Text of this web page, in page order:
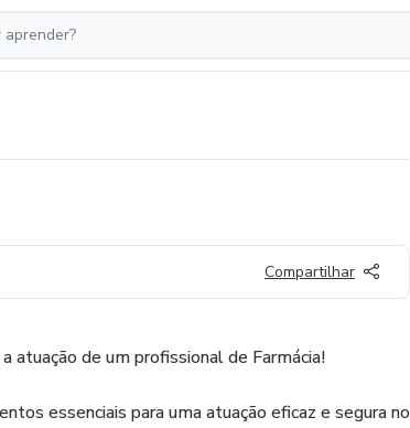
Compartilhar
atuação de um profissional de Farmácia!
essenciais para uma atuação eficaz e segura no